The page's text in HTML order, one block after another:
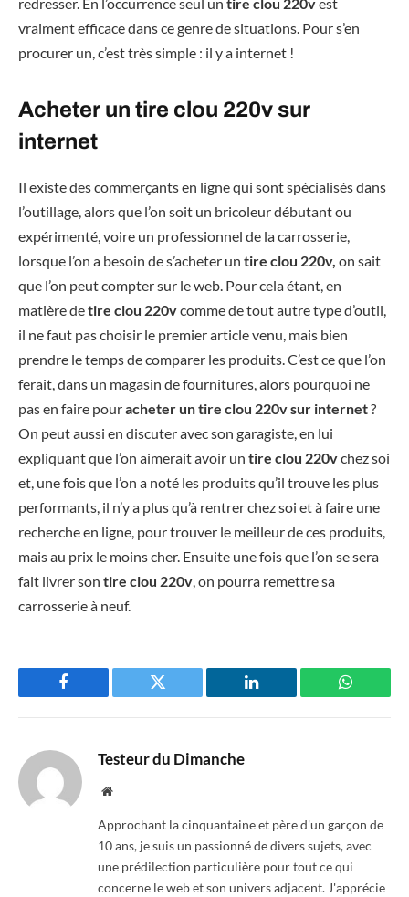
vraiment efficace dans ce genre de situations. Pour s’en
procurer un, c’est très simple : il y a internet !
Acheter un tire clou 220v sur
internet
Il existe des commerçants en ligne qui sont spécialisés dans
l’outillage, alors que l’on soit un bricoleur débutant ou
expérimenté, voire un professionnel de la carrosserie,
lorsque l’on a besoin de s’acheter un tire clou 220v, on sait
que l’on peut compter sur le web. Pour cela étant, en
matière detire clou 220vcomme de tout autre type d’outil,
il ne faut pas choisir le premier article venu, mais bien
prendre le temps de comparer les produits. C’est ce que l’on
ferait, dans un magasin de fournitures, alors pourquoi ne
pas en faire pouracheter un tire clou 220v sur internet?
On peut aussi en discuter avec son garagiste, en lui
expliquant que l’on aimerait avoir un tire clou 220vchez soi
et, une fois que l’on a noté les produits qu’il trouve les plus
performants, il n’y a plus qu’à rentrer chez soi et à faire une
recherche en ligne, pour trouver le meilleur de ces produits,
mais au prix le moins cher. Ensuite une fois que l’on se sera
fait livrer son tire clou 220v, on pourra remettre sa
carrosserie à neuf.
Facebook Twitter LinkedIn
Testeur du Dimanche
Website
Approchant la cinquantaine et père d'un garçon de
10 ans, je suis un passionné de divers sujets, avec
une prédilection particulière pour tout ce qui
concerne le web et son univers adjacent. J'apprécie